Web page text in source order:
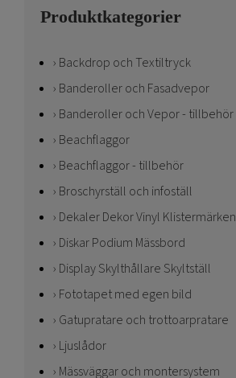
Produktkategorier
Backdrop och Textiltryck
Banderoller och Fasadvepor
Banderoller och Vepor - tillbehör
Beachflaggor
Beachflaggor - tillbehör
Broschyrställ och infoställ
Dekaler Dekor Vinyl Klistermärken
Diskar Podium Mässbord
Display Skylthållare Skyltställ
Fototapet med egen bild
Gatupratare och trottoarpratare
Ljuslådor
Mässväggar och montersystem